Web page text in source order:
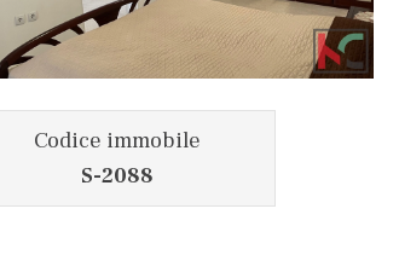
Codice immobile
S-2088